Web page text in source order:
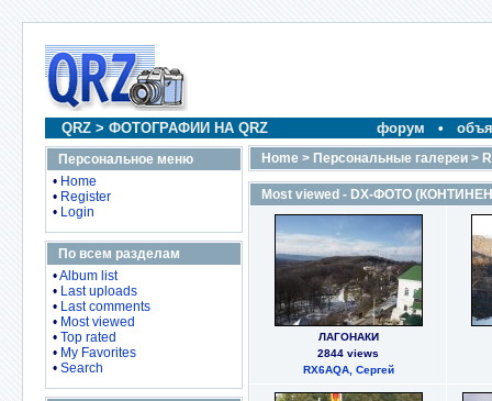
QRZ > ФОТОГРАФИИ НА QRZ форум •
Персональное меню
• Home
• Register
• Login
По всем разделам
•Album list
• Last uploads
• Last comments
• Most viewed
• Top rated
• My Favorites
• Search
Home > Персональные галереи >
Most viewed - DX-ФОТО
ЛАГОНАКИ
2844 views
RX6AQA, Сергей